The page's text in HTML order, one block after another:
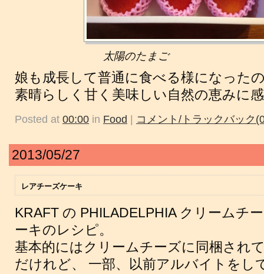
太陽のたまご
娘も成長して普通に食べる様になった
素晴らしく甘く美味しい自然の恵みに
Posted at 00:00 in Food コメント/トラックバック
2013/05/27
レアチーズケーキ
KRAFT の PHILADELPHIA クリームチ
ーキのレシピ。
基本的にはクリームチーズに同梱され
だけれど、 一部、以前アルバイトをし